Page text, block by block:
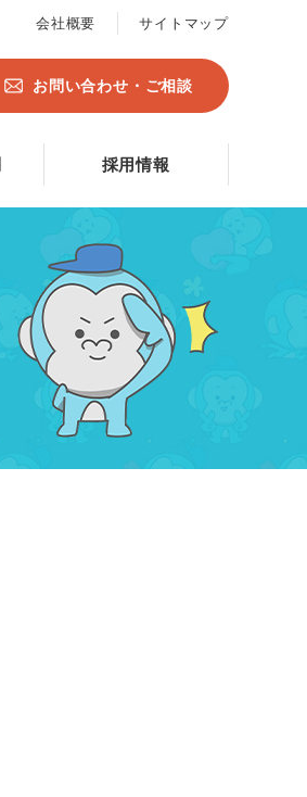
会社概要 サイトマップ
お問い合わせ・ご相談
採用情報